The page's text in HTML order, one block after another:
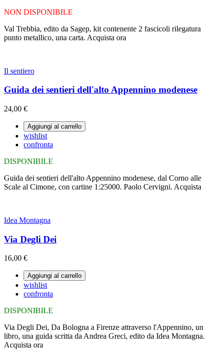
NON DISPONIBILE
Val Trebbia, edito da Sagep, kit contenente 2 fascicoli rilegatura
punto metallico, una carta. Acquista ora
Il sentiero
Guida dei sentieri dell'alto Appennino modenese
24,00 €
Aggiungi al carrello
wishlist
confronta
DISPONIBILE
Guida dei sentieri dell'alto Appennino modenese, dal Corno alle
Scale al Cimone, con cartine 1:25000. Paolo Cervigni. Acquista
Idea Montagna
Via Degli Dei
16,00 €
Aggiungi al carrello
wishlist
confronta
DISPONIBILE
Via Degli Dei, Da Bologna a Firenze attraverso l'Appennino, un
libro, una guida scritta da Andrea Greci, edito da Idea Montagna.
Acquista ora